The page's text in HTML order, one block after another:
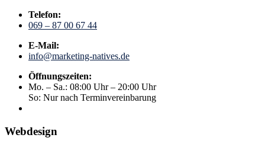
Telefon:
069 – 87 00 67 44
E-Mail:
info@marketing-natives.de
Öffnungszeiten:
Mo. – Sa.: 08:00 Uhr – 20:00 Uhr
So: Nur nach Terminvereinbarung
Webdesign